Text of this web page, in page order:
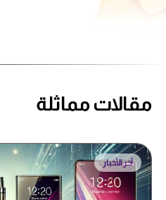
مقالات مماثلة
آخر الأخبار